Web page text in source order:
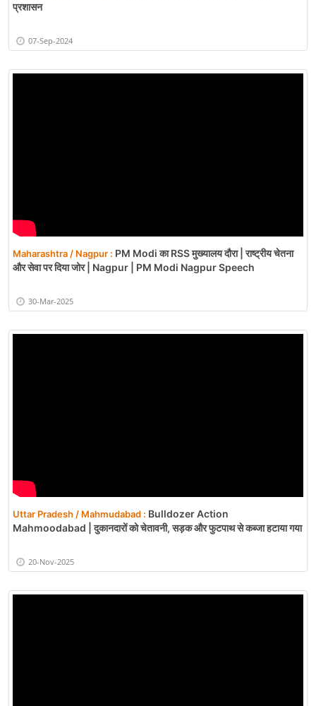
प्रशासन
07-Sep-2024
Maharashtra / Nagpur : PM Modi का RSS मुख्यालय दौरा | राष्ट्रीय चेतना
और सेवा पर दिया जोर | Nagpur | PM Modi Nagpur Speech
30-Mar-2025
Uttar Pradesh / Mahmudabad : Bulldozer Action
Mahmoodabad | दुकानदारों को चेतावनी, सड़क और फुटपाथ से कब्जा हटाया गया
20-Nov-2025